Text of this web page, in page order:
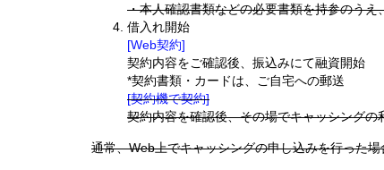
・本人確認書類などの必要書類を持参のう
借入れ開始
[Web契約]
契約内容をご確認後、振込みにて融資開始
*契約書類・カードは、ご自宅への郵送
[契約機で契約]
契約内容を確認後、その場でキャッシングの
通常、Web上でキャッシングの申し込みを行った